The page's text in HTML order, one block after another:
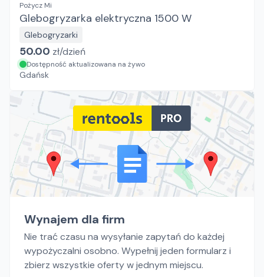
Pożycz Mi
Glebogryzarka elektryczna 1500 W
Glebogryzarki
50.00 zł/dzień
Dostępność aktualizowana na żywo
Gdańsk
Wynajem dla firm
Nie trać czasu na wysyłanie zapytań do każdej
wypożyczalni osobno. Wypełnij jeden formularz i
zbierz wszystkie oferty w jednym miejscu.